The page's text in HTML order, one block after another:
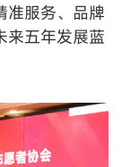
准服务、品牌
来五年发展蓝